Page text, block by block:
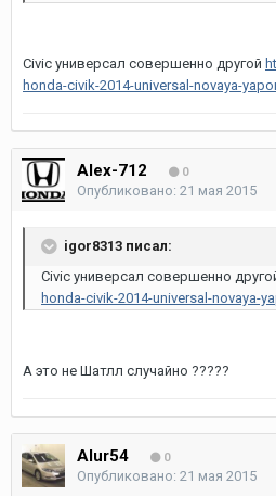
Civic универсал совершенно другой
honda-civik-2014-universal-novaya-
Alex-712 0
Опубликовано: 21 мая 2015
igor8313 писал:
Civic универсал совершенно
honda-civik-2014-universal-novaya-
А это не Шатлл случайно ?????
Alur54 0
Опубликовано: 21 мая 2015